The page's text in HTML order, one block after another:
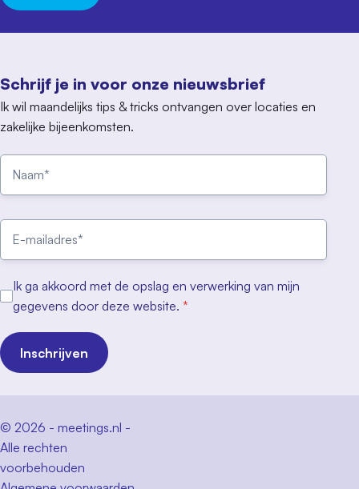
Schrijf je in voor onze nieuwsbrief
Ik wil maandelijks tips & tricks ontvangen over locaties en
zakelijke bijeenkomsten.
Ik ga akkoord met de opslag en verwerking van mijn
gegevens door deze website. *
Inschrijven
© 2026 - meetings.nl -
Alle rechten
voorbehouden